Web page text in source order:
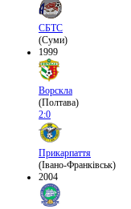
СБТС
(Суми)
1999
Ворскла
(Полтава)
2:0
Прикарпаття
(Івано-Франківськ)
2004